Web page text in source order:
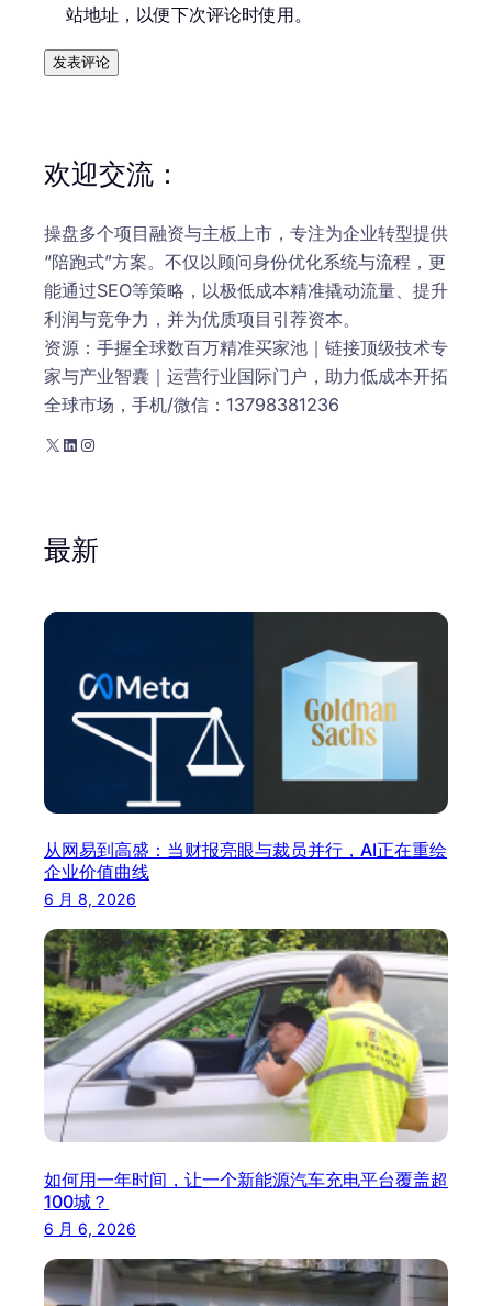
站地址，以便下次评论时使用。
欢迎交流：
操盘多个项目融资与主板上市，专注为企业转型提供
“陪跑式”方案。不仅以顾问身份优化系统与流程，更
能通过SEO等策略，以极低成本精准撬动流量、提升
利润与竞争力，并为优质项目引荐资本。
资源：手握全球数百万精准买家池｜链接顶级技术专
家与产业智囊｜运营行业国际门户，助力低成本开拓
全球市场，手机/微信：13798381236
X LinkedIn Instagram
最新
从网易到高盛：当财报亮眼与裁员并行，AI正在重绘
企业价值曲线
6 月 8, 2026
如何用一年时间，让一个新能源汽车充电平台覆盖超
100城？
6 月 6, 2026